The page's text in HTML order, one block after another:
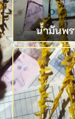
น้ำมันพร